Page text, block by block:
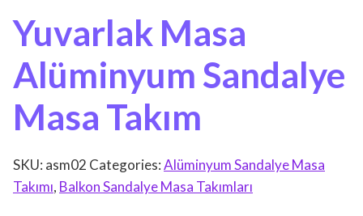
Yuvarlak Masa
Alüminyum Sandalye
Masa Takım
SKU: asm02 Categories:Alüminyum Sandalye Masa
Takımı, Balkon Sandalye Masa Takımları